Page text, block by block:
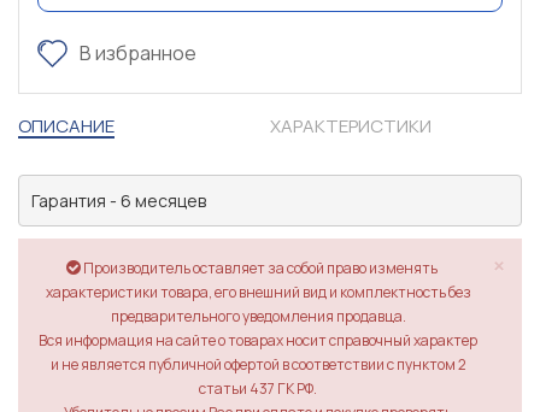
В избранное
ОПИСАНИЕ ХАРАКТЕРИСТИКИ
Гарантия - 6 месяцев
×
Производитель оставляет за собой право изменять
характеристики товара, его внешний вид и комплектность без
предварительного уведомления продавца.
Вся информация на сайте о товарах носит справочный характер
и не является публичной офертой в соответствии с пунктом 2
статьи 437 ГК РФ.